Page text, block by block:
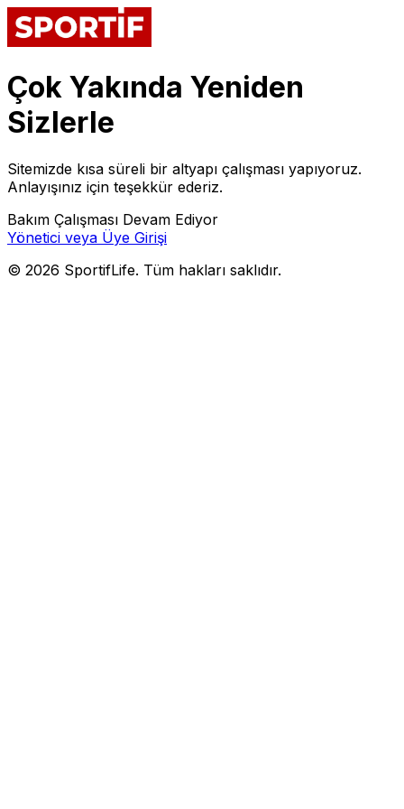
Çok Yakında Yeniden
Sizlerle
Sitemizde kısa süreli bir altyapı çalışması yapıyoruz.
Anlayışınız için teşekkür ederiz.
Bakım Çalışması Devam Ediyor
Yönetici veya Üye Girişi
© 2026 SportifLife. Tüm hakları saklıdır.